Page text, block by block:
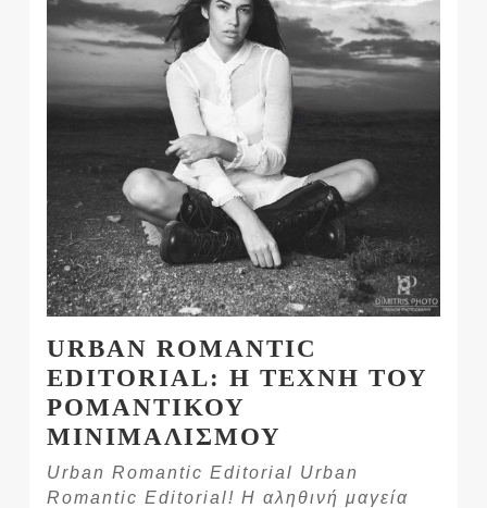
URBAN ROMANTIC
EDITORIAL: Η ΤΕΧΝΗ ΤΟΥ
ΡΟΜΑΝΤΙΚΟΥ
ΜΙΝΙΜΑΛΙΣΜΟΥ
Urban Romantic Editorial Urban
Romantic Editorial! Η αληθινή μαγεία